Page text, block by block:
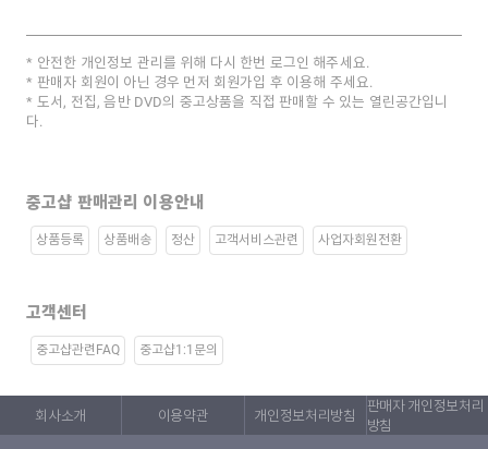
안전한 개인정보 관리를 위해 다시 한번 로그인 해주세요.
판매자 회원이 아닌 경우 먼저 회원가입 후 이용해 주세요.
도서, 전집, 음반 DVD의 중고상품을 직접 판매할 수 있는 열린공간입니
다.
중고샵 판매관리 이용안내
상품등록 상품배송 정산 고객서비스관련 사업자회원전환
고객센터
중고샵관련FAQ 중고샵1:1문의
회사소개 이용약관 개인정보처리방침
판매자 개인정보처리
방침